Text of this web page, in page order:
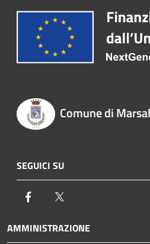
Comune di
SEGUICI SU
Facebook
AMMINISTRAZIONE